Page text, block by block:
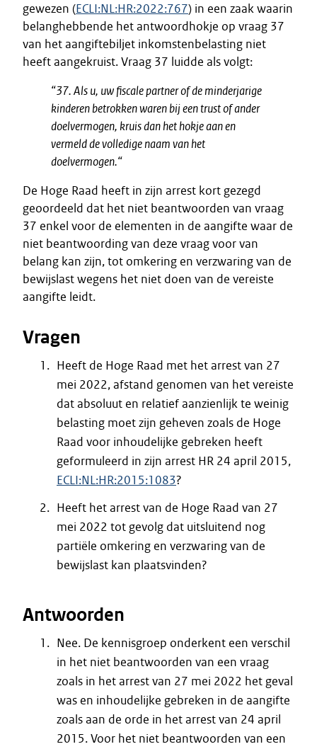
gewezen (ECLI:NL:HR:2022:767) in een zaak waarin
belanghebbende het antwoordhokje op vraag 37
van het aangiftebiljet inkomstenbelasting niet
heeft aangekruist. Vraag 37 luidde als volgt:
“37. Als u, uw fiscale partner of de minderjarige
kinderen betrokken waren bij een trust of ander
doelvermogen, kruis dan het hokje aan en
vermeld de volledige naam van het
doelvermogen.“
De Hoge Raad heeft in zijn arrest kort gezegd
geoordeeld dat het niet beantwoorden van vraag
37 enkel voor de elementen in de aangifte waar de
niet beantwoording van deze vraag voor van
belang kan zijn, tot omkering en verzwaring van de
bewijslast wegens het niet doen van de vereiste
aangifte leidt.
Vragen
Heeft de Hoge Raad met het arrest van 27
mei 2022, afstand genomen van het vereiste
dat absoluut en relatief aanzienlijk te weinig
belasting moet zijn geheven zoals de Hoge
Raad voor inhoudelijke gebreken heeft
geformuleerd in zijn arrest HR 24 april 2015,
ECLI:NL:HR:2015:1083?
Heeft het arrest van de Hoge Raad van 27
mei 2022 tot gevolg dat uitsluitend nog
partiële omkering en verzwaring van de
bewijslast kan plaatsvinden?
Antwoorden
Nee. De kennisgroep onderkent een verschil
in het niet beantwoorden van een vraag
zoals in het arrest van 27 mei 2022 het geval
was en inhoudelijke gebreken in de aangifte
zoals aan de orde in het arrest van 24 april
2015. Voor het niet beantwoorden van een